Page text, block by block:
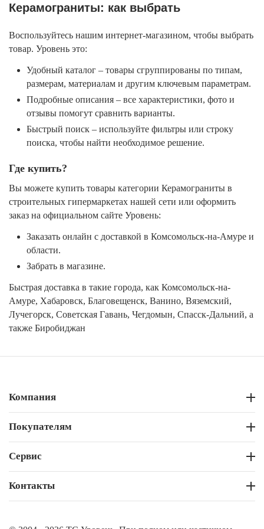
Керамограниты: как выбрать
Воспользуйтесь нашим интернет-магазином, чтобы выбрать
товар. Уровень это:
Удобный каталог – товары сгруппированы по типам,
размерам, материалам и другим ключевым параметрам.
Подробные описания – все характеристики, фото и
отзывы помогут сравнить варианты.
Быстрый поиск – используйте фильтры или строку
поиска, чтобы найти необходимое решение.
Где купить?
Вы можете купить товары категории Керамограниты в
строительных гипермаркетах нашей сети или оформить
заказ на официальном сайте Уровень:
Заказать онлайн с доставкой в Комсомольск-на-Амуре и
области.
Забрать в магазине.
Быстрая доставка в такие города, как Комсомольск-на-
Амуре, Хабаровск, Благовещенск, Ванино, Вяземский,
Лучегорск, Советская Гавань, Чегдомын, Спасск-Дальний, а
также Биробиджан
Компания
Покупателям
Сервис
Контакты